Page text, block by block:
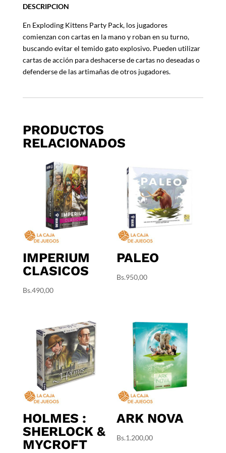
DESCRIPCION
En Exploding Kittens PartyPack, los jugadores
comienzan con cartas en la mano y roban en su turno,
buscando evitar el temido gato explosivo. Pueden utilizar
cartas de acción para deshacerse de cartas no deseadas o
defenderse de las artimañas de otros jugadores.
PRODUCTOS
RELACIONADOS
IMPERIUM
CLASICOS
Bs.490,00
PALEO
Bs.950,00
HOLMES :
SHERLOCK &
MYCROFT
ARK NOVA
Bs.1.200,00